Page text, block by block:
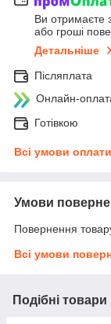
Ви отримаєте
або гроші
Детальніше
Післяплата
Онлайн-
Готівкою
Всі умови оплати
Умови
Повернення
Всі умови
Подібні товари